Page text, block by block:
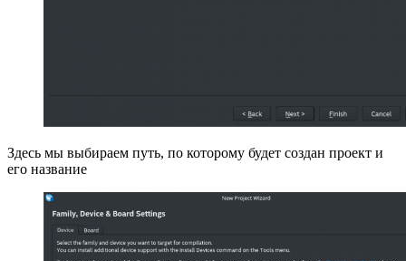
Здесь мы выбираем путь, по которому будет создан проект и
его название